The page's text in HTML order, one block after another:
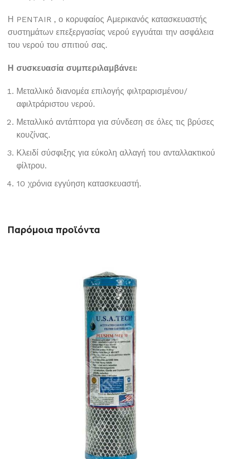
Η PENTAIR , ο κορυφαίος Αμερικανός κατασκευαστής
συστημάτων επεξεργασίας νερού εγγυάται την ασφάλεια
του νερού του σπιτιού σας.
Η συσκευασία συμπεριλαμβάνει:
Μεταλλικό διανομέα επιλογής φιλτραρισμένου/
αφιλτράριστου νερού.
Μεταλλικό αντάπτορα για σύνδεση σε όλες τις βρύσες
κουζίνας.
Κλειδί σύσφιξης για εύκολη αλλαγή του ανταλλακτικού
φίλτρου.
10 χρόνια εγγύηση κατασκευαστή.
Παρόμοια προϊόντα